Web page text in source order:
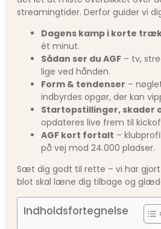
streamingtider. Derfor guider vi
Dagens kamp i korte
ét minut.
Sådan ser du AGF – tv,
lige ved hånden.
Form & tendenser –
indbyrdes opgør, der kan
Startopstillinger, skader
opdateres live frem til
AGF kort fortalt –
på vej mod 24.000 pladser.
Sæt dig godt til rette – vi har
blot skal læne dig tilbage og
Indholdsfortegnelse